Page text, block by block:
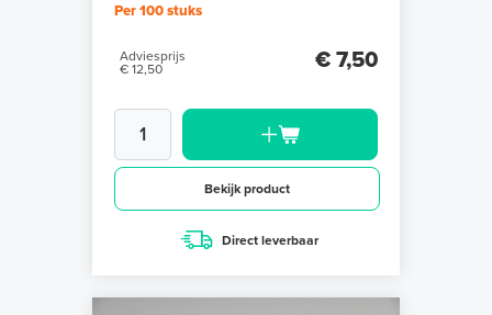
Per 100 stuks
Adviesprijs
€ 12,50
€ 7,50
Bekijk product
Direct leverbaar